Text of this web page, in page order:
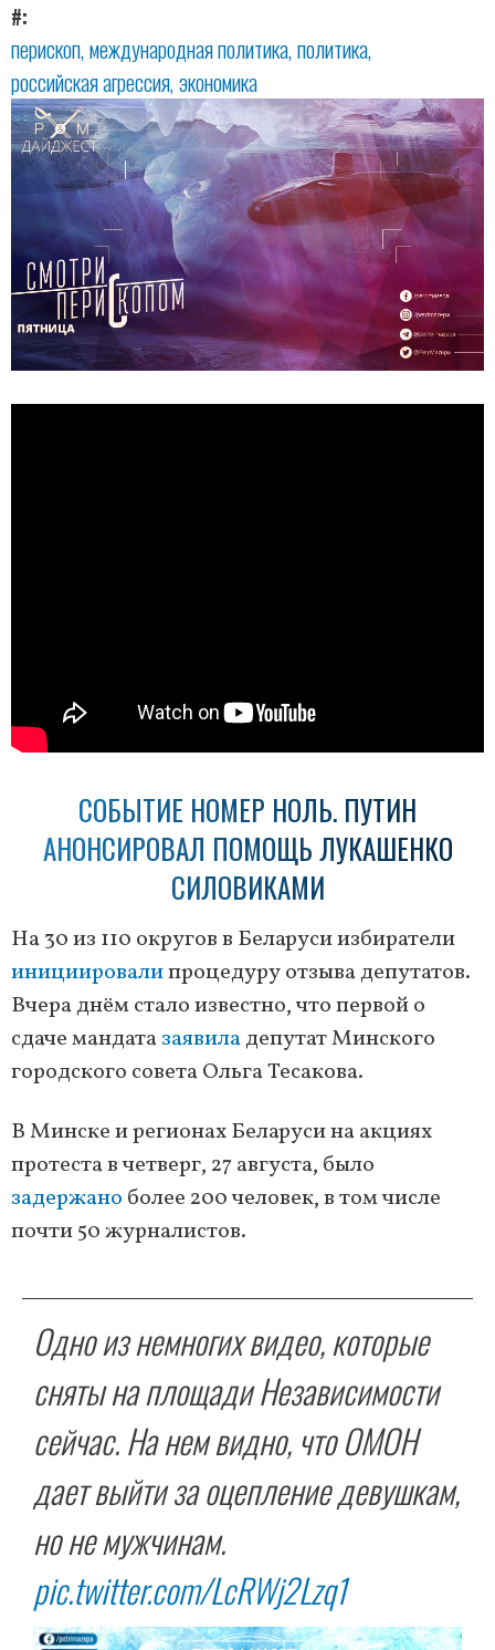
#
перископ международная политика политика
российская агрессия экономика
СОБЫТИЕ НОМЕР НОЛЬ. ПУТИН
АНОНСИРОВАЛ ПОМОЩЬ ЛУКАШЕНКО
СИЛОВИКАМИ
На 30 из 110 округов в Беларуси избиратели
инициировалипроцедуру отзыва депутатов.
Вчера днём стало известно, что первой о
сдаче мандатазаявиладепутат Минского
городского совета Ольга Тесакова.
В Минске и регионах Беларуси на акциях
протеста в четверг, 27 августа, было
задержано более 200 человек, в том числе
почти 50 журналистов.
Одно из немногих видео, которые
сняты на площади Независимости
сейчас. На нем видно, что ОМОН
дает выйти за оцепление девушкам,
но не мужчинам.
pic.twitter.com/LcRWj2Lzq1